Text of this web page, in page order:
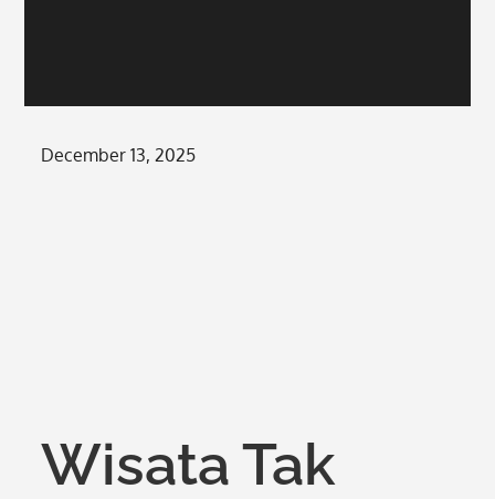
Posted
December 13, 2025
Wisata Tak